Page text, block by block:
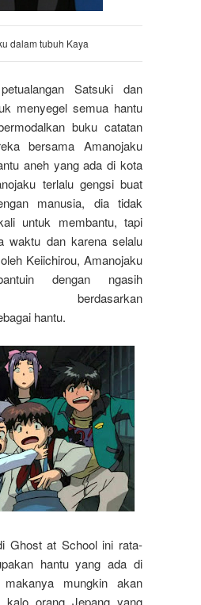
dalam tubuh Kaya
Satsuki dan
menyegel semua hantu
buku catatan
bersama Amanojaku
aneh yang ada di kota
terlalu gengsi buat
manusia, dia tidak
untuk membantu, tapi
waktu dan karena selalu
Keiichirou, Amanojaku
dengan ngasih
berdasarkan
hantu.
Ghost at School ini rata-
hantu yang ada di
makanya mungkin akan
kalo orang Jepang yang